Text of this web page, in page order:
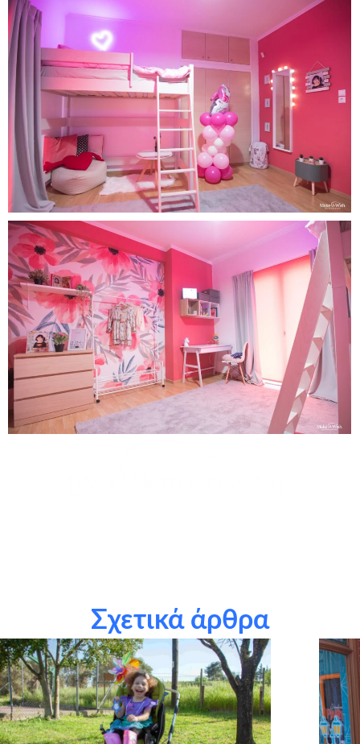
Accessorie, Giochi Preziosi, Art Photos
την εταιρείαCraftbox.gr
για την αποστολή birthday box –
έκπληξη σε όλα τα παιδιά μας, καθώς και τοmyikona.grγια
τη χορηγία όλων των προσωποποιημένων φωτογραφικών
άλμπουμ των παιδιών μας!
Σχετικά άρθρα